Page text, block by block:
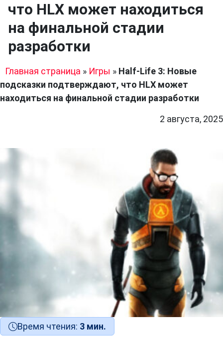
что HLX может находиться
на финальной стадии
разработки
Главная страница » Игры » Half-Life 3: Новые
подсказки подтверждают, что HLX может
находиться на финальной стадии разработки
2 августа, 2025
Время чтения: 3 мин.